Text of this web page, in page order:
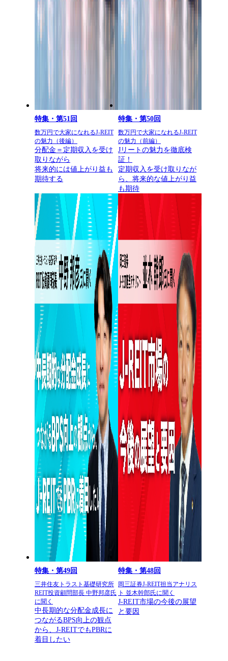
特集・第51回
数万円で大家になれるJ-REIT
の魅力（後編）
分配金＝定期収入を受け
取りながら
将来的には値上がり益も
期待する
特集・第50回
数万円で大家になれるJ-REIT
の魅力（前編）
Jリートの魅力を徹底検
証！
定期収入を受け取りなが
ら、将来的な値上がり益
も期待
特集・第49回
三井住友トラスト基礎研究所
REIT投資顧問部長 中野邦彦氏
に聞く
中長期的な分配金成長に
つながるBPS向上の観点
から、J-REITでもPBRに
着目したい
特集・第48回
岡三証券J-REIT担当アナリス
ト 並木幹郎氏に聞く
J-REIT市場の今後の展望
と要因